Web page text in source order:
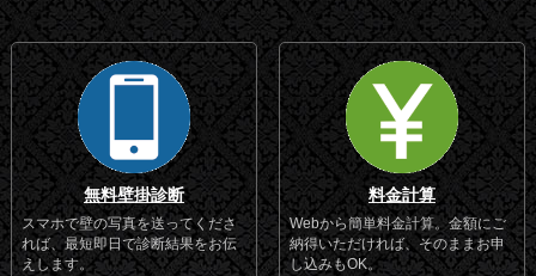
無料壁掛診断
スマホで壁の写真を送ってくださ
れば、最短即日で診断結果をお伝
えします。
料金計算
Webから簡単料金計算。金額にご
納得いただければ、そのままお申
し込みもOK。